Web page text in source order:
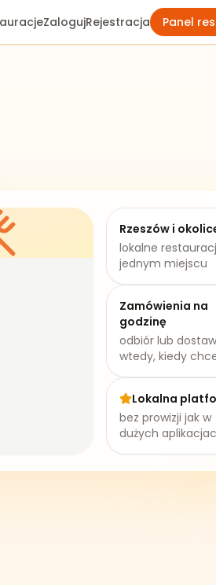
ZalogujRejestracja Panel
Rzeszówi
lokalne
jednym miejscu
Zamówienia na
godzinę
odbiór lub
wtedy, kiedy
Lokalna
bez prowizji jak w
dużych